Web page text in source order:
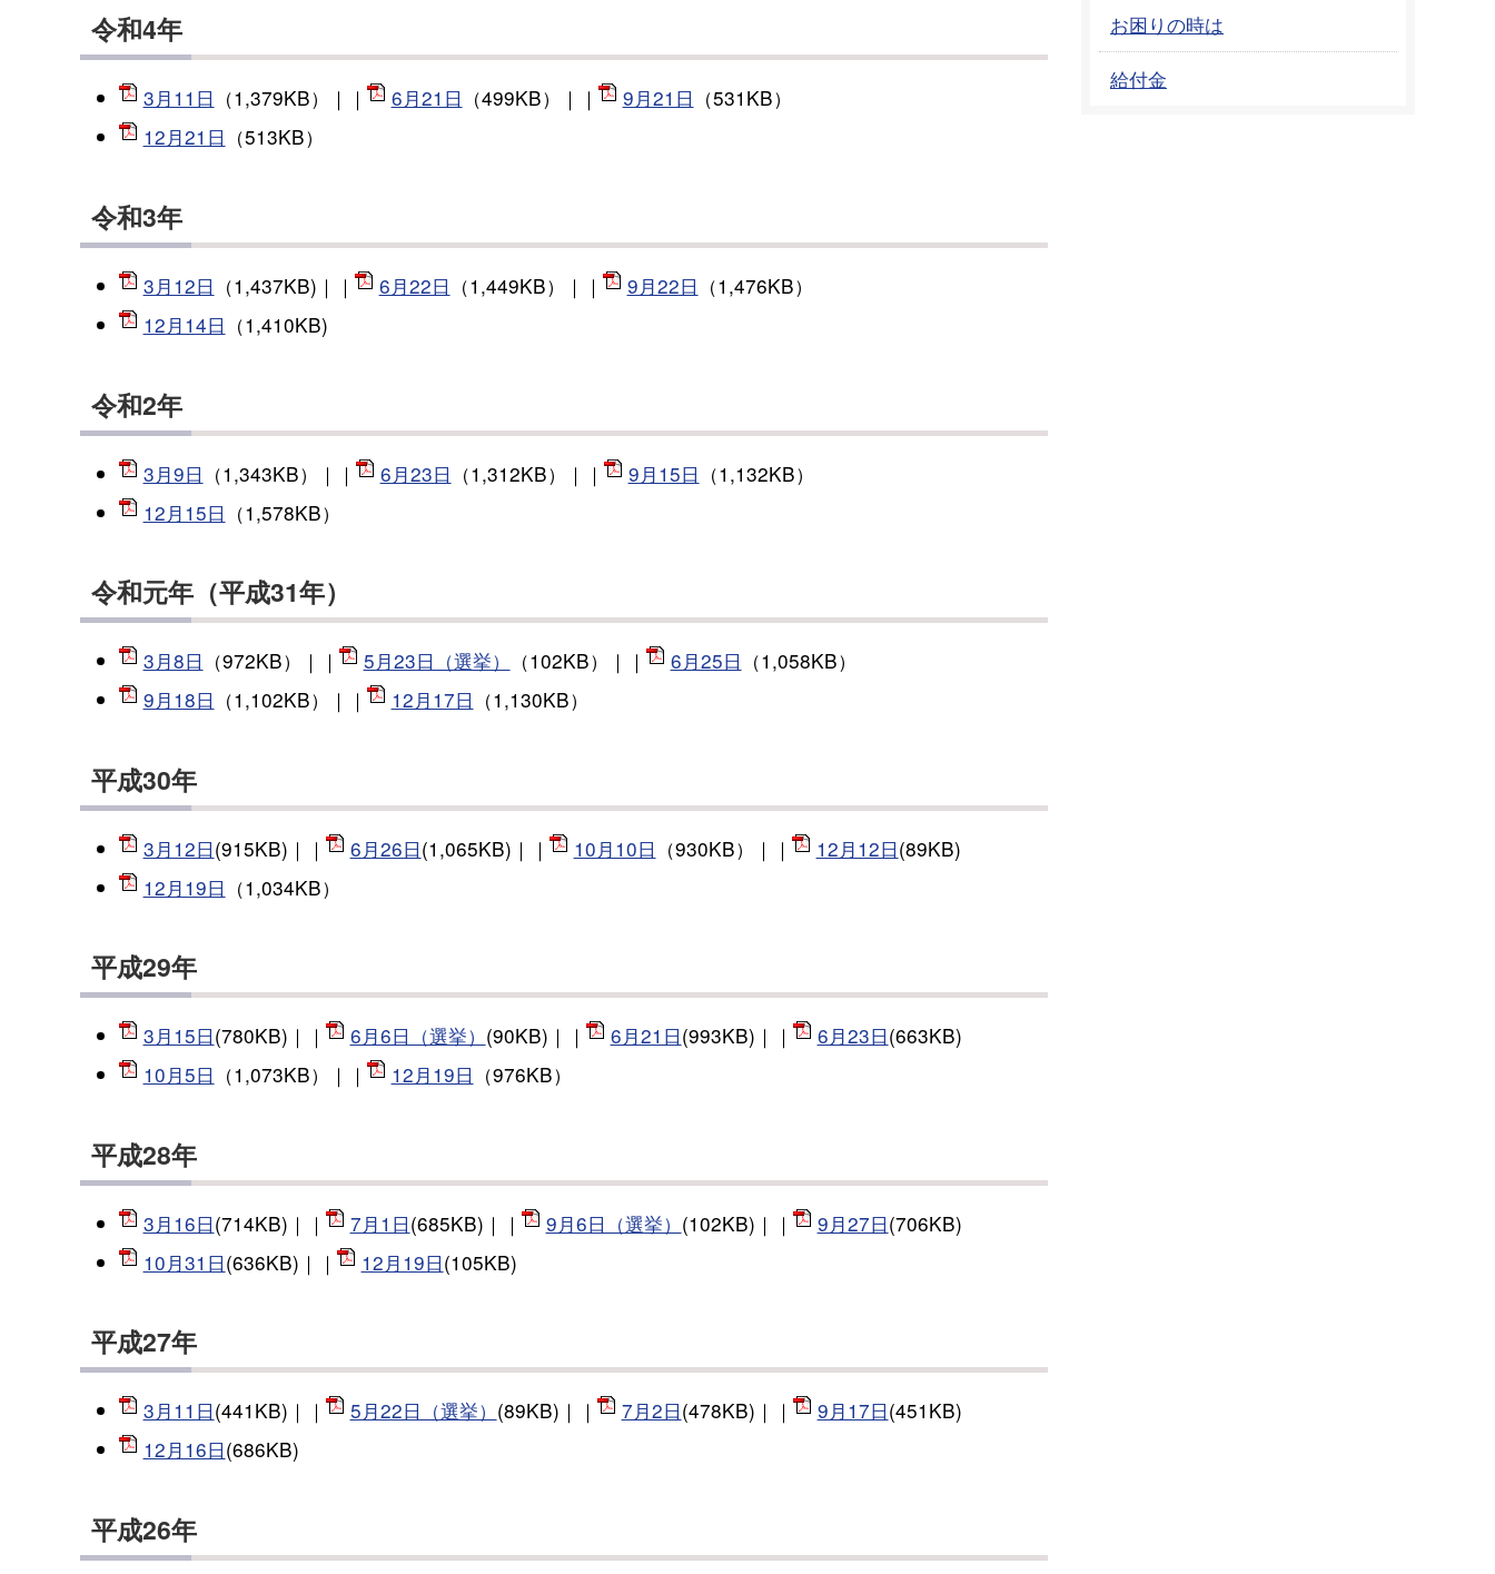
令和4年
3月11日 （1,379KB）｜｜ 6月21日 （499KB）｜｜ 9月21日 （531KB）
12月21日 （513KB）
令和3年
3月12日 （1,437KB)｜｜ 6月22日 （1,449KB）｜｜ 9月22日 （1,476KB）
12月14日 （1,410KB)
令和2年
3月9日 （1,343KB）｜｜ 6月23日 （1,312KB）｜｜ 9月15日 （1,132KB）
12月15日 （1,578KB）
令和元年（平成31年）
3月8日 （972KB）｜｜ 5月23日（選挙） （102KB）｜｜ 6月25日 （1,058KB）
9月18日 （1,102KB）｜｜ 12月17日 （1,130KB）
平成30年
3月12日(915KB)｜｜ 6月26日(1,065KB)｜｜ 10月10日 （930KB）｜｜ 12月12日(89KB)
12月19日 （1,034KB）
平成29年
3月15日(780KB)｜｜ 6月6日（選挙） (90KB)｜｜ 6月21日(993KB)｜｜ 6月23日(663KB)
10月5日 （1,073KB）｜｜ 12月19日 （976KB）
平成28年
3月16日(714KB)｜｜ 7月1日(685KB)｜｜ 9月6日（選挙） (102KB)｜｜ 9月27日(706KB)
10月31日(636KB)｜｜ 12月19日(105KB)
平成27年
3月11日(441KB)｜｜ 5月22日（選挙） (89KB)｜｜ 7月2日(478KB)｜｜ 9月17日(451KB)
12月16日(686KB)
平成26年
お困りの時は
給付金